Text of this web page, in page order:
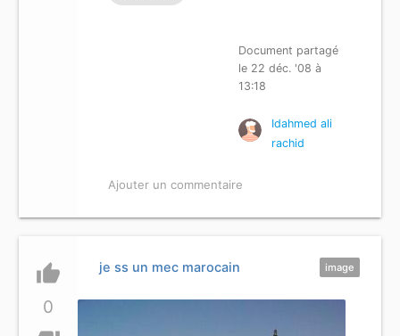
Document partagé
le 22 déc. '08 à
13:18
Idahmed ali
rachid
Ajouter un commentaire
thumb_up
0
image
je ss un mec marocain